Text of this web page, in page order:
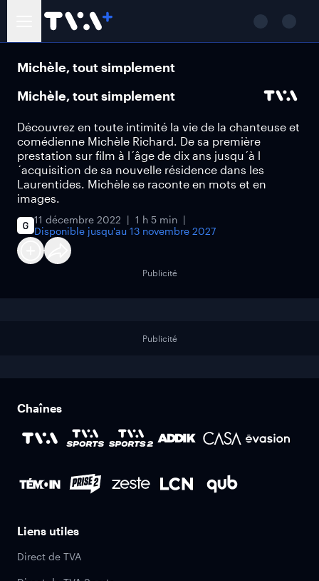
Michèle, tout simplement
Michèle, tout simplement
Découvrez en toute intimité la vie de la chanteuse et
comédienne Michèle Richard. De sa première
prestation sur film à l´âge de dix ans jusqu´à l
´acquisition de sa nouvelle résidence dans les
Laurentides. Michèle se raconte en mots et en
images.
11 décembre 2022
1 h 5 min
Disponible jusqu'au 13 novembre 2027
Publicité
Publicité
Chaînes
Liens utiles
Direct de TVA